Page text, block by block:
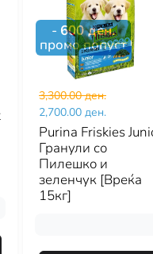
- 600ден.
промо попуст
3,300.00 ден.
2,700.00 ден.
Purina Friskies
Гранули со
Пилешко и
зеленчук [Вреќа
15кг]